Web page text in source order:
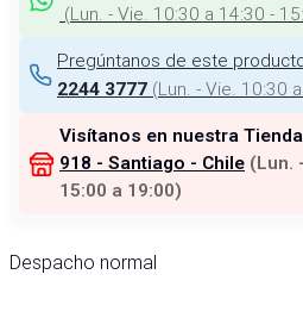
(Lun. - Vie. 10:30 a 14:30 -
Pregúntanos de este
2244 3777 (Lun. - Vie. 10:30
Visítanos en nuestra Tienda
918 - Santiago - Chile (Lun.
15:00 a 19:00)
Despacho normal